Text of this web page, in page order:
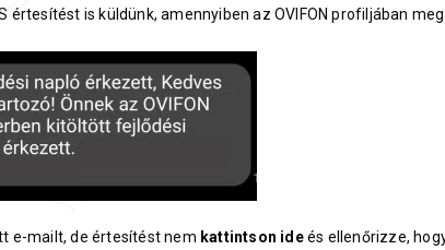
értesítést is küldünk, amennyiben az OVIFON profiljában
e-mailt, de értesítést nem kattintson ideés ellenőrizze,